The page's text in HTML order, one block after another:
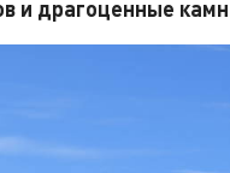
и драгоценные